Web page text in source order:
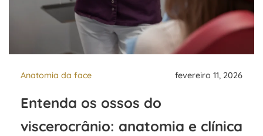
Anatomia da face fevereiro 11, 2026
Entenda os ossos do
viscerocrânio: anatomia e clínica